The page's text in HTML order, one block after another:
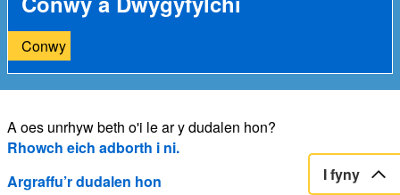
Conwy
A oes unrhyw beth o'i le ar y dudalen hon?
Rhowch eich adborth i ni.
Argraffu’r dudalen hon
I fyny